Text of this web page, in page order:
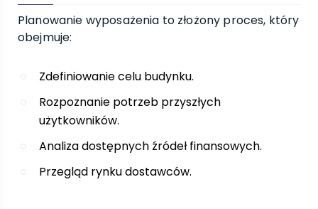
Planowanie wyposażenia to złożony proces, który
obejmuje:
Zdefiniowanie celu budynku.
Rozpoznanie potrzeb przyszłych
użytkowników.
Analiza dostępnych źródeł finansowych.
Przegląd rynku dostawców.